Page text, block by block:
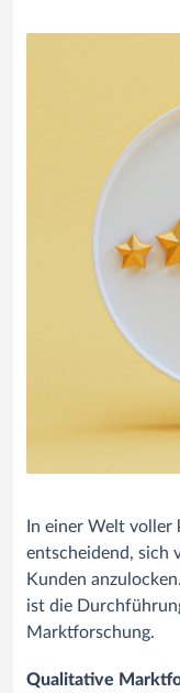
In einer Welt
entscheidend, sich
Kunden
ist die
Marktforschung.
Qualitative